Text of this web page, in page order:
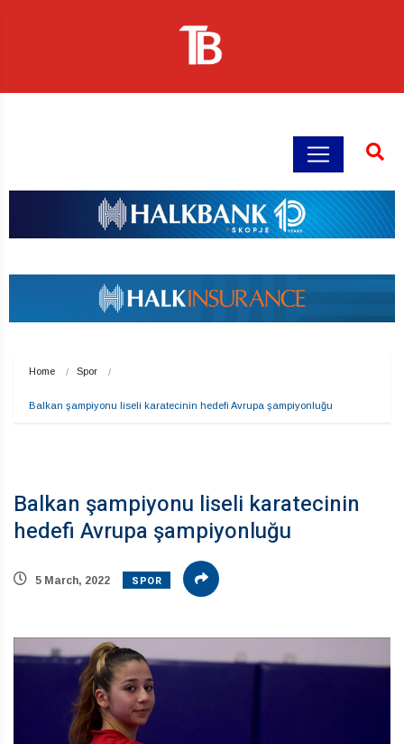
Home Spor
Balkan şampiyonu liseli karatecinin hedefi Avrupa şampiyonluğu
Balkan şampiyonu liseli karatecinin
hedefi Avrupa şampiyonluğu
5 March, 2022 SPOR